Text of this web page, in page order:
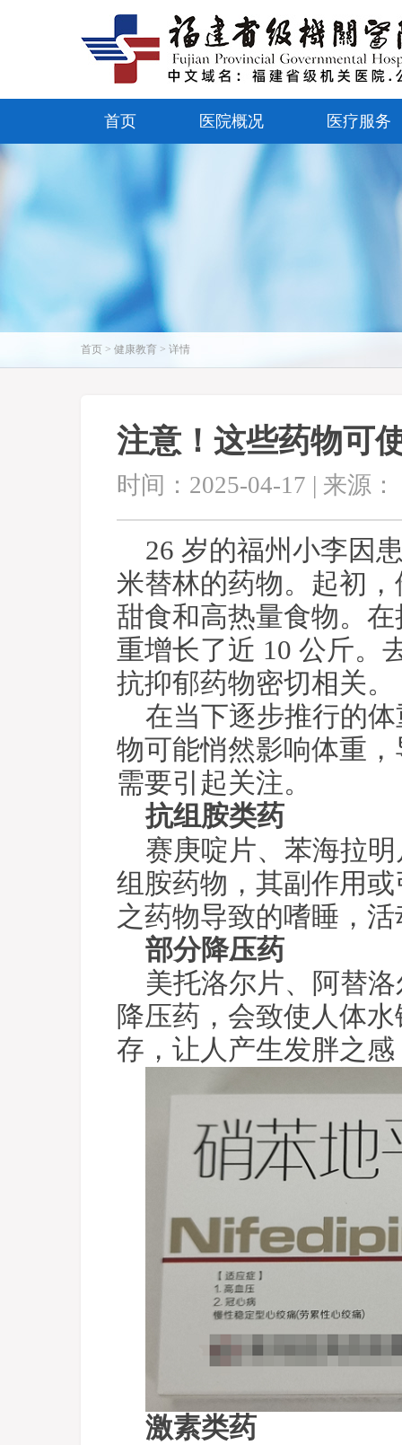
首页 医院概况 医疗服务
首页 > 健康教育 > 详情
注意！这些药物可
时间：2025-04-17 | 来源
26 岁的福州小李因
米替林的药物。起初
甜食和高热量食物。
重增长了近 10 公斤。
抗抑郁药物密切相关。
在当下逐步推行的
物可能悄然影响体重
需要引起关注。
抗组胺类药
赛庚啶片、苯海拉
组胺药物，其副作用
之药物导致的嗜睡，
部分降压药
美托洛尔片、阿替
降压药，会致使人体
存，让人产生发胖之
激素类药